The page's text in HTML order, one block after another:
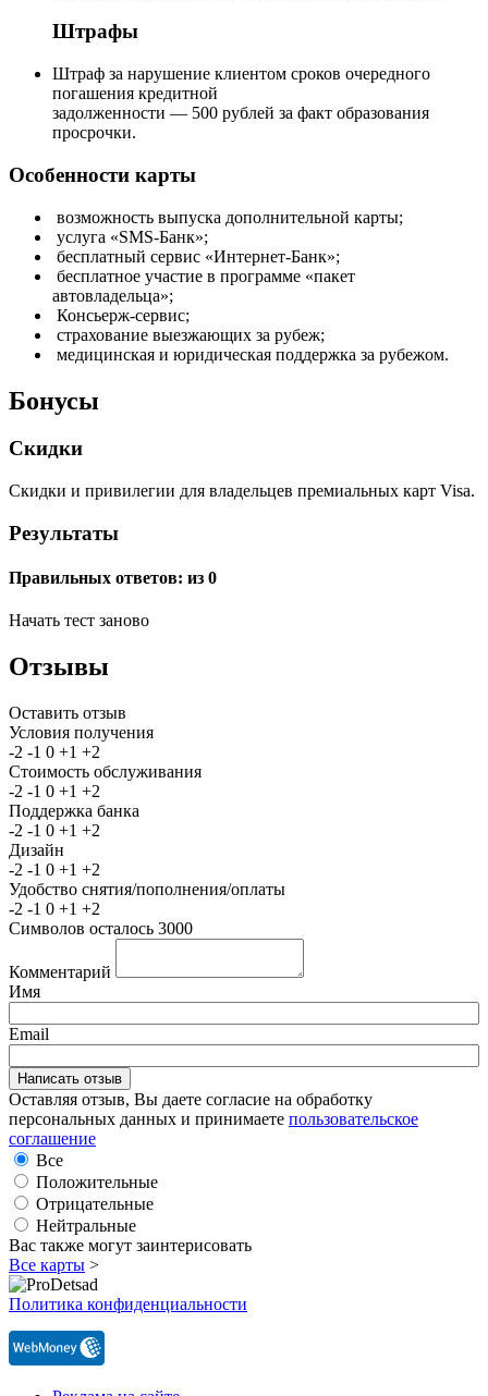
Штрафы
Штраф за нарушение клиентом сроков очередного
погашения кредитной
задолженности — 500 рублей за факт образования
просрочки.
Особенности карты
возможность выпуска дополнительной карты;
услуга «SMS-Банк»;
бесплатный сервис «Интернет-Банк»;
бесплатное участие в программе «пакет
автовладельца»;
Консьерж-сервис;
страхование выезжающих за рубеж;
медицинская и юридическая поддержка за рубежом.
Бонусы
Скидки
Скидки и привилегии для владельцев премиальных карт Visa.
Результаты
Правильных ответов: из 0
Начать тест заново
Отзывы
Оставить отзыв
Условия получения
-2 -1 0 +1 +2
Стоимость обслуживания
-2 -1 0 +1 +2
Поддержка банка
-2 -1 0 +1 +2
Дизайн
-2 -1 0 +1 +2
Удобство снятия/пополнения/оплаты
-2 -1 0 +1 +2
Символов осталось 3000
Комментарий
Имя
Email
Оставляя отзыв, Вы даете согласие на обработку
персональных данных и принимаете пользовательское
соглашение
Все
Положительные
Отрицательные
Нейтральные
Вас также могут заинтерисовать
Все карты >
Политика конфиденциальности